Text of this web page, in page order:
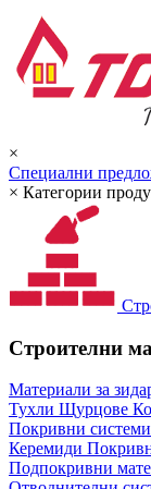
×
Специални
× Категории
Строителни
Материали за
Тухли Щурцове
Покривни
Керемиди
Подпокривни